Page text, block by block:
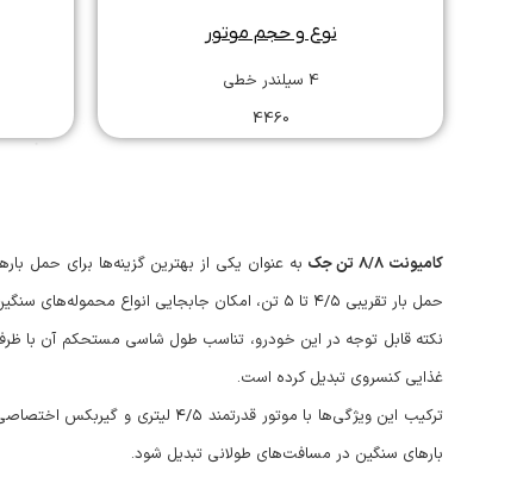
نوع و حجم موتور
4 سیلندر خطی
4460
کامیونت ۸/۸ تن جک
به عنوان یکی از بهترین گزینه‌ها برای
حمل بار تقریبی ۴/۵ تا ۵ تن، امکان جابجایی انواع محموله‌های سنگین را در مسافت‌های طولانی فراهم می‌کند.
غذایی کنسروی تبدیل کرده است.
بارهای سنگین در مسافت‌های طولانی تبدیل شود.